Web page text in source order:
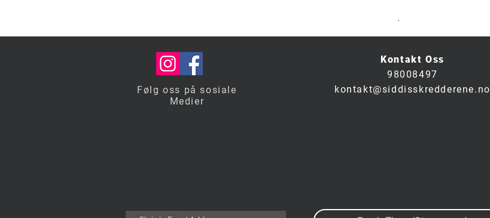
.
Følg oss på sosiale
Medier
Kontakt Oss
98008497
kontakt@siddisskredderene.no